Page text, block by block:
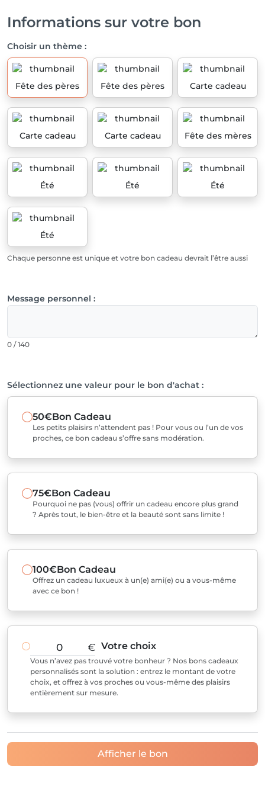
Informations sur votre bon
Choisir un thème :
Fête des pères Fête des pères Carte cadeau
Carte cadeau Carte cadeau Fête des mères
Été Été Été
Été
Chaque personne est unique et votre bon cadeau devrait l’être aussi
Message personnel :
0 / 140
Sélectionnez une valeur pour le bon d'achat :
50€Bon Cadeau
Les petits plaisirs n’attendent pas ! Pour vous ou l’un de vos
proches, ce bon cadeau s’offre sans modération.
75€Bon Cadeau
Pourquoi ne pas (vous) offrir un cadeau encore plus grand
? Après tout, le bien-être et la beauté sont sans limite !
100€Bon Cadeau
Offrez un cadeau luxueux à un(e) ami(e) ou a vous-même
avec ce bon !
€ Votre choix
Vous n’avez pas trouvé votre bonheur ? Nos bons cadeaux
personnalisés sont la solution : entrez le montant de votre
choix, et offrez à vos proches ou vous-même des plaisirs
entièrement sur mesure.
Afficher le bon